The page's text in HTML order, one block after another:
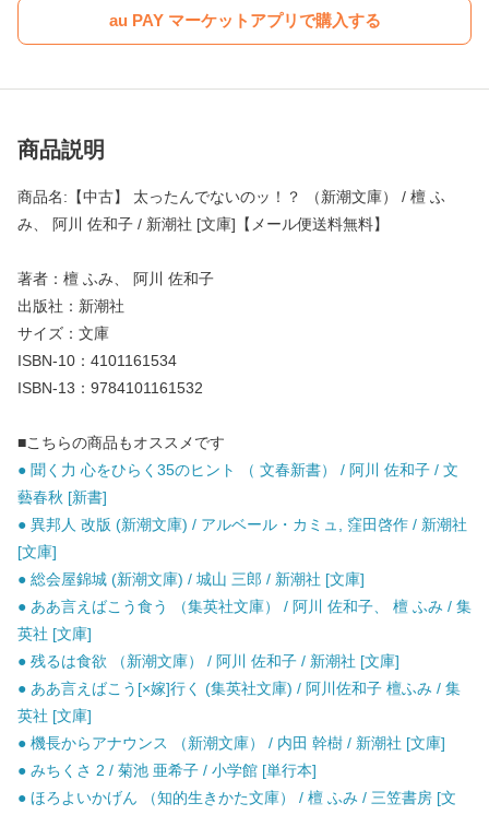
au PAY マーケットアプリで購入する
商品説明
商品名:【中古】 太ったんでないのッ！？ （新潮文庫） / 檀 ふ
み、 阿川 佐和子 / 新潮社 [文庫]【メール便送料無料】
著者：檀 ふみ、 阿川 佐和子
出版社：新潮社
サイズ：文庫
ISBN-10：4101161534
ISBN-13：9784101161532
■こちらの商品もオススメです
● 聞く力 心をひらく35のヒント （ 文春新書） / 阿川 佐和子 / 文
藝春秋 [新書]
● 異邦人 改版 (新潮文庫) / アルベール・カミュ, 窪田啓作 / 新潮社
[文庫]
● 総会屋錦城 (新潮文庫) / 城山 三郎 / 新潮社 [文庫]
● ああ言えばこう食う （集英社文庫） / 阿川 佐和子、 檀 ふみ / 集
英社 [文庫]
● 残るは食欲 （新潮文庫） / 阿川 佐和子 / 新潮社 [文庫]
● ああ言えばこう[×嫁]行く (集英社文庫) / 阿川佐和子 檀ふみ / 集
英社 [文庫]
● 機長からアナウンス （新潮文庫） / 内田 幹樹 / 新潮社 [文庫]
● みちくさ 2 / 菊池 亜希子 / 小学館 [単行本]
● ほろよいかげん （知的生きかた文庫） / 檀 ふみ / 三笠書房 [文